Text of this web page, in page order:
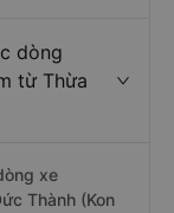
dòng
từ Thừa
xe
Thành (Kon